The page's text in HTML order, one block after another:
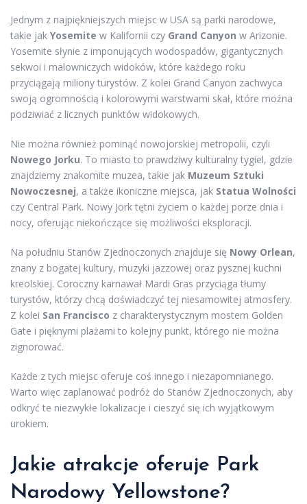
Jednym z najpiękniejszych miejsc w USA są parki narodowe,
takie jak Yosemite w Kalifornii czy Grand Canyon w Arizonie.
Yosemite słynie z imponujących wodospadów, gigantycznych
sekwoi i malowniczych widoków, które każdego roku
przyciągają miliony turystów. Z kolei Grand Canyon zachwyca
swoją ogromnością i kolorowymi warstwami skał, które można
podziwiać z licznych punktów widokowych.
Nie można również pominąć nowojorskiej metropolii, czyli
Nowego Jorku. To miasto to prawdziwy kulturalny tygiel, gdzie
znajdziemy znakomite muzea, takie jak Muzeum Sztuki
Nowoczesnej, a także ikoniczne miejsca, jak Statua Wolności
czy Central Park. Nowy Jork tętni życiem o każdej porze dnia i
nocy, oferując niekończące się możliwości eksploracji.
Na południu Stanów Zjednoczonych znajduje się Nowy Orlean,
znany z bogatej kultury, muzyki jazzowej oraz pysznej kuchni
kreolskiej. Coroczny karnawał Mardi Gras przyciąga tłumy
turystów, którzy chcą doświadczyć tej niesamowitej atmosfery.
Z kolei San Francisco z charakterystycznym mostem Golden
Gate i pięknymi plażami to kolejny punkt, którego nie można
zignorować.
Każde z tych miejsc oferuje coś innego i niezapomnianego.
Warto więc zaplanować podróż do Stanów Zjednoczonych, aby
odkryć te niezwykłe lokalizacje i cieszyć się ich wyjątkowym
urokiem.
Jakie atrakcje oferuje Park
Narodowy Yellowstone?